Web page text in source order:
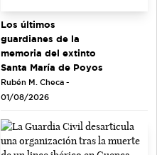
Los últimos
guardianes de la
memoria del extinto
Santa María de Poyos
Rubén M. Checa -
01/08/2026